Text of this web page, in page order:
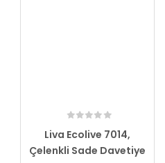
Liva Ecolive 7014,
Çelenkli Sade Davetiye